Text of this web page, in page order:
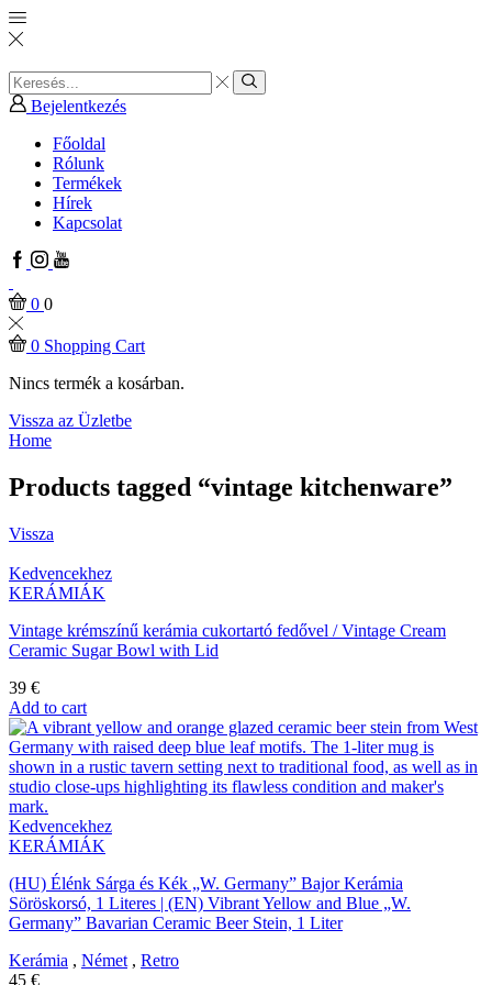
Search
input
Search
Bejelentkezés
Főoldal
Rólunk
Termékek
Hírek
Kapcsolat
Facebook
Instagram
Youtube
0 0
0 Shopping Cart
Nincs termék a kosárban.
Vissza az Üzletbe
Home
Products tagged “vintage kitchenware”
Vissza
Kedvencekhez
KERÁMIÁK
Vintage krémszínű kerámia cukortartó fedővel / Vintage Cream
Ceramic Sugar Bowl with Lid
39 €
Add to cart
Kedvencekhez
KERÁMIÁK
(HU) Élénk Sárga és Kék „W. Germany” Bajor Kerámia
Söröskorsó, 1 Literes | (EN) Vibrant Yellow and Blue „W.
Germany” Bavarian Ceramic Beer Stein, 1 Liter
Kerámia , Német , Retro
45 €